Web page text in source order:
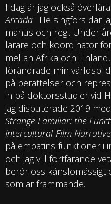
I dag är jag också
Arcada i Helsingfors där
manus och regi. Under
lärare och koordinator
mellan Afrika och
förändrade min
på berättelser och
in på doktorsstudier vid
jag disputerade 2019
Strange Familiar: the
Intercultural Film Narrative
på empatins funktioner
och jag vill fortfarande
berör oss känslomässigt
som är främmande.